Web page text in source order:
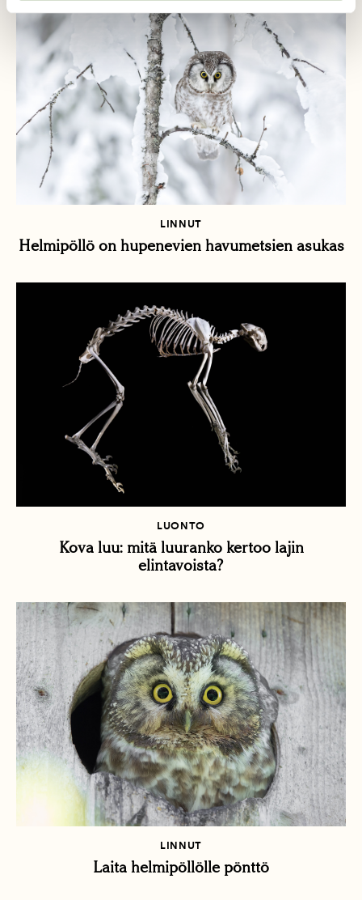
LINNUT
Helmipöllö on hupenevien havumetsien asukas
LUONTO
Kova luu: mitä luuranko kertoo lajin
elintavoista?
LINNUT
Laita helmipöllölle pönttö